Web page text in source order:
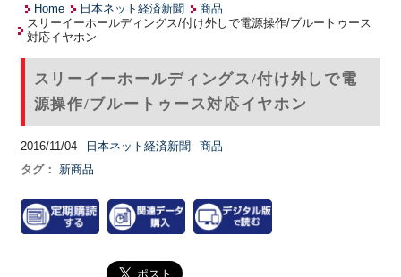
Home 日本ネット経済新聞
商品
スリーイーホールディングス/付け外しで電源操作/ブルートゥース
対応イヤホン
スリーイーホールディングス/付け外しで電
源操作/ブルートゥース対応イヤホン
2016/11/04 日本ネット経済新聞
商品
タグ：
新商品